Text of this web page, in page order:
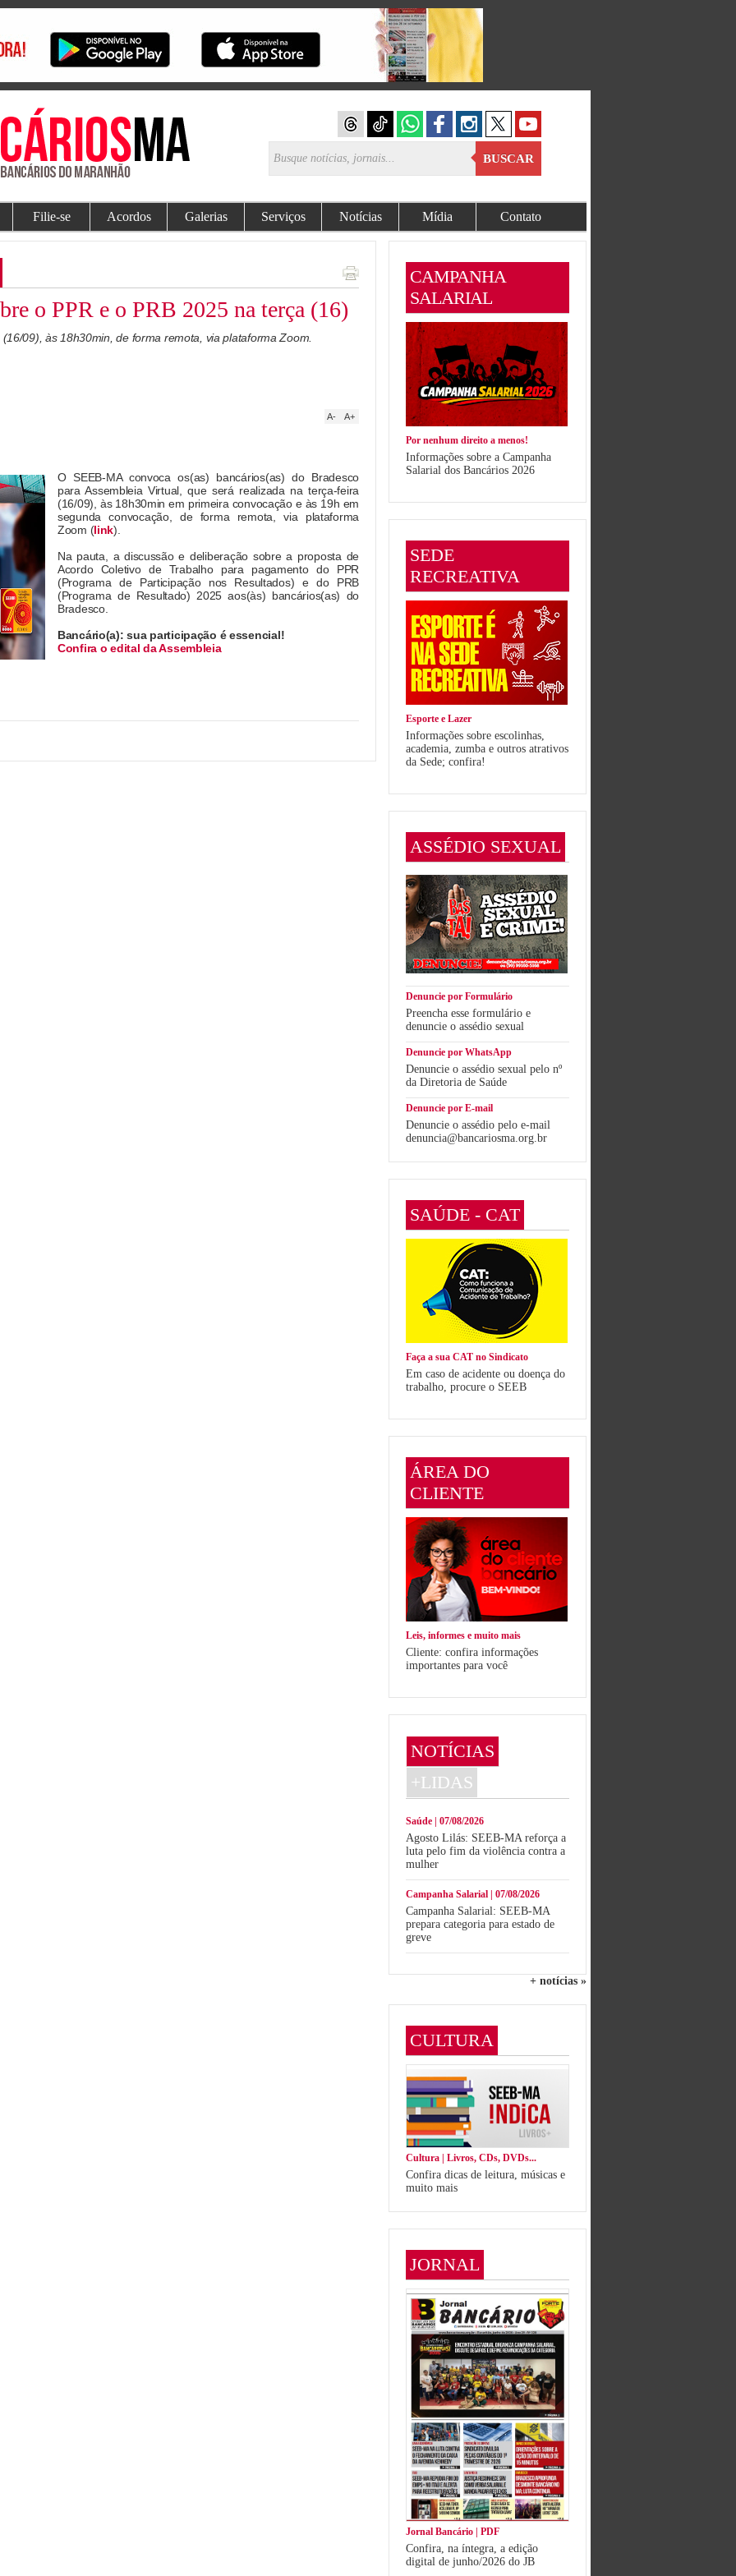
BUSCAR
Filie-se Acordos Galerias Serviços Notícias Mídia Contato
o PPR e o PRB 2025 na terça (16)
09), às 18h30min, de forma remota, via plataforma Zoom.
A+
A-
O SEEB-MA convoca os(as) bancários(as) do Bradesco
para Assembleia Virtual, que será realizada na terça-feira
(16/09), às 18h30min em primeira convocação e às 19h em
segunda convocação, de forma remota, via plataforma
Zoom (link).
Na pauta, a discussão e deliberação sobre a proposta de
Acordo Coletivo de Trabalho para pagamento do PPR
(Programa de Participação nos Resultados) e do PRB
(Programa de Resultado) 2025 aos(às) bancários(as) do
Bradesco.
Bancário(a): sua participação é essencial!
Confira o edital da Assembleia
CAMPANHA
SALARIAL
Por nenhum direito a menos!
Informações sobre a Campanha
Salarial dos Bancários 2026
SEDE
RECREATIVA
Esporte e Lazer
Informações sobre escolinhas,
academia, zumba e outros atrativos
da Sede; confira!
ASSÉDIO SEXUAL
Denuncie por Formulário
Preencha esse formulário e
denuncie o assédio sexual
Denuncie por WhatsApp
Denuncie o assédio sexual pelo nº
da Diretoria de Saúde
Denuncie por E-mail
Denuncie o assédio pelo e-mail
denuncia@bancariosma.org.br
SAÚDE - CAT
Faça a sua CAT no Sindicato
Em caso de acidente ou doença do
trabalho, procure o SEEB
ÁREA DO
CLIENTE
Leis, informes e muito mais
Cliente: confira informações
importantes para você
NOTÍCIAS
+LIDAS
Saúde | 07/08/2026
Agosto Lilás: SEEB-MA reforça a
luta pelo fim da violência contra a
mulher
Campanha Salarial | 07/08/2026
Campanha Salarial: SEEB-MA
prepara categoria para estado de
greve
+ notícias »
CULTURA
Cultura | Livros, CDs, DVDs...
Confira dicas de leitura, músicas e
muito mais
JORNAL
Jornal Bancário | PDF
Confira, na íntegra, a edição
digital de junho/2026 do JB